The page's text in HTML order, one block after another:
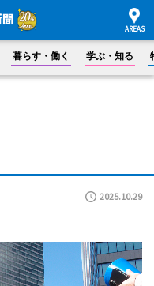
暮らす・働く 学ぶ・知る
2025.10.29